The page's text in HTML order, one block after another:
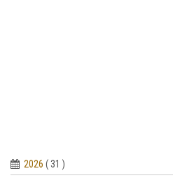
2026 ( 31 )